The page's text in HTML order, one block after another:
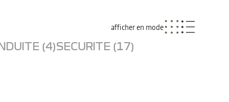
afficher en mode
(4)SECURITE (17)